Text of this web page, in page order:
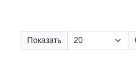
Показать